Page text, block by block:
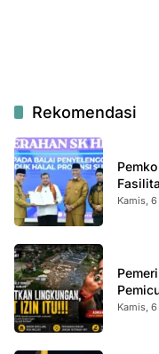
Rekomendasi
Kamis,
Kamis,